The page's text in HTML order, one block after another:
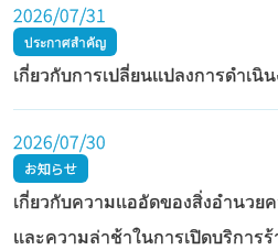
2026/07/31
ประกาศสำคัญ
เกี่ยวกับการเปลี่ยนแปลงการดำเนิ
2026/07/30
お知らせ
เกี่ยวกับความแออัดของสิ่งอำนวย
และความล่าช้าในการเปิดบริการ